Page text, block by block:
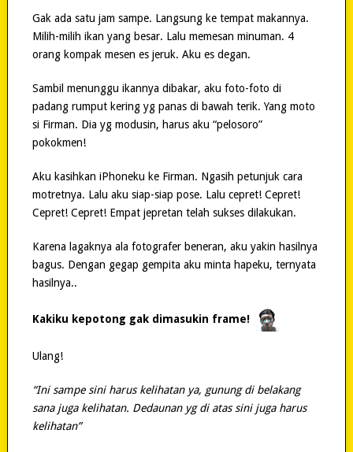
Gak ada satu jam sampe. Langsung ke tempat makannya.
Milih-milih ikan yang besar. Lalu memesan minuman. 4
orang kompak mesen es jeruk. Aku es degan.
Sambil menunggu ikannya dibakar, aku foto-foto di
padang rumput kering yg panas di bawah terik. Yang moto
si Firman. Dia yg modusin, harus aku “pelosoro”
pokokmen!
Aku kasihkan iPhoneku ke Firman. Ngasih petunjuk cara
motretnya. Lalu aku siap-siap pose. Lalu cepret! Cepret!
Cepret! Cepret! Empat jepretan telah sukses dilakukan.
Karena lagaknya ala fotografer beneran, aku yakin hasilnya
bagus. Dengan gegap gempita aku minta hapeku, ternyata
hasilnya..
Kakiku kepotong gak dimasukin frame!
Ulang!
“Ini sampe sini harus kelihatan ya, gunung di belakang
sana juga kelihatan. Dedaunan yg di atas sini juga harus
kelihatan”